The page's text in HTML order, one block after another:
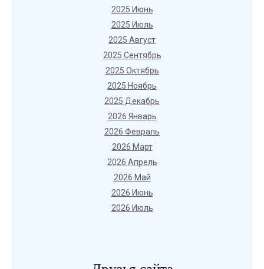
2025 Июнь
2025 Июль
2025 Август
2025 Сентябрь
2025 Октябрь
2025 Ноябрь
2025 Декабрь
2026 Январь
2026 Февраль
2026 Март
2026 Апрель
2026 Май
2026 Июнь
2026 Июль